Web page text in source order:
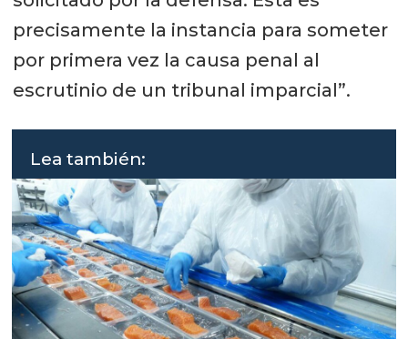
precisamente la instancia para someter
por primera vez la causa penal al
escrutinio de un tribunal imparcial”.
Lea también: